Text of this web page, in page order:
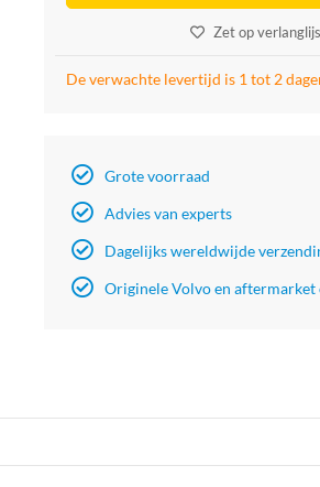
Zet op
De verwachte levertijd is 1 tot 2
Grote voorraad
Advies van experts
Dagelijks wereldwijde
Originele Volvo en aftermarket